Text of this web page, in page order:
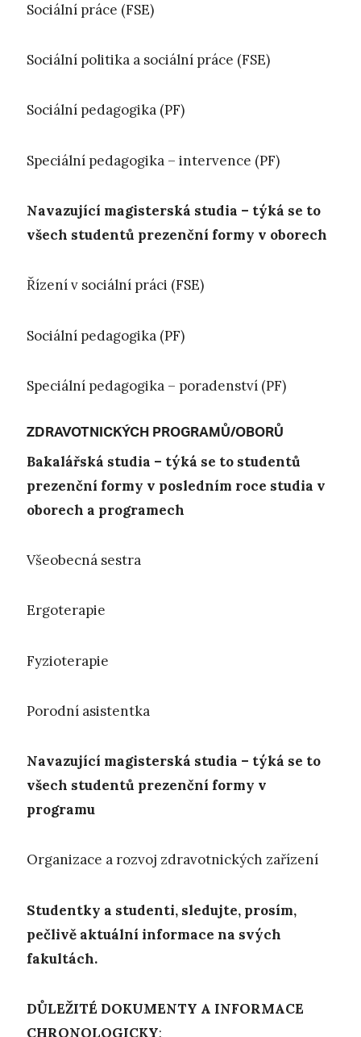
Sociální práce (FSE)
Sociální politika a sociální práce (FSE)
Sociální pedagogika (PF)
Speciální pedagogika – intervence (PF)
Navazující magisterská studia – týká se to
všech studentů prezenční formy v oborech
Řízení v sociální práci (FSE)
Sociální pedagogika (PF)
Speciální pedagogika – poradenství (PF)
ZDRAVOTNICKÝCH PROGRAMŮ/OBORŮ
Bakalářská studia – týká se to studentů
prezenční formy v posledním roce studia v
oborech a programech
Všeobecná sestra
Ergoterapie
Fyzioterapie
Porodní asistentka
Navazující magisterská studia – týká se to
všech studentů prezenční formy v
programu
Organizace a rozvoj zdravotnických zařízení
Studentky a studenti, sledujte, prosím,
pečlivě aktuální informace na svých
fakultách.
DŮLEŽITÉ DOKUMENTY A INFORMACE
CHRONOLOGICKY: